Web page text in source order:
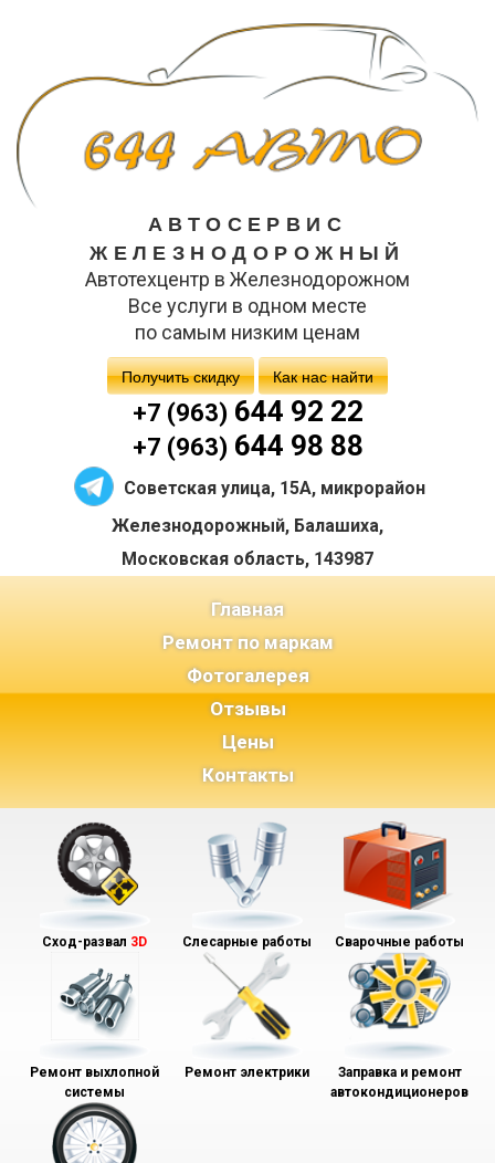
АВТОСЕРВИС
ЖЕЛЕЗНОДОРОЖНЫЙ
Автотехцентр в Железнодорожном
Все услуги в одном месте
по самым низким ценам
Получить скидку Как нас найти
+7 (963)644 92 22
+7 (963)644 98 88
Советская улица, 15А, микрорайон
Железнодорожный, Балашиха,
Московская область, 143987
Главная(current)
Ремонт по маркам
Фотогалерея
Отзывы
Цены
Контакты
Сход-развал 3D Слесарные работы Сварочные работы
Ремонт выхлопной
системы
Ремонт электрики
Заправка и ремонт
автокондиционеров